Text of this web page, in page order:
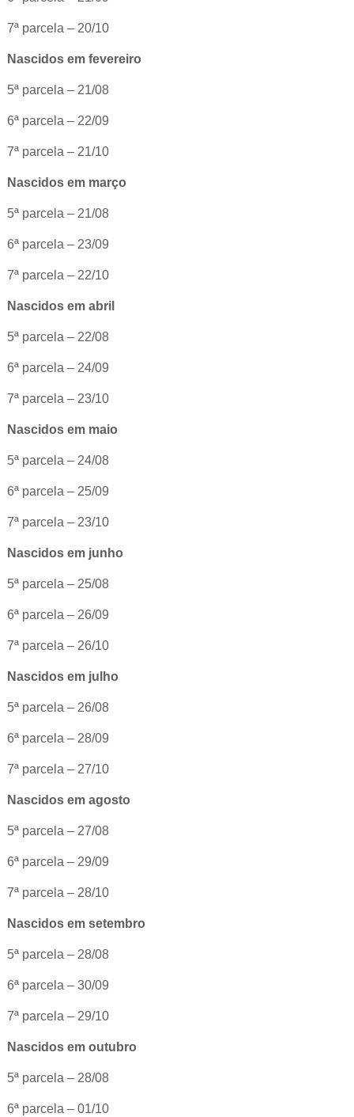
7ª parcela – 20/10
Nascidos em fevereiro
5ª parcela – 21/08
6ª parcela – 22/09
7ª parcela – 21/10
Nascidos em março
5ª parcela – 21/08
6ª parcela – 23/09
7ª parcela – 22/10
Nascidos em abril
5ª parcela – 22/08
6ª parcela – 24/09
7ª parcela – 23/10
Nascidos em maio
5ª parcela – 24/08
6ª parcela – 25/09
7ª parcela – 23/10
Nascidos em junho
5ª parcela – 25/08
6ª parcela – 26/09
7ª parcela – 26/10
Nascidos em julho
5ª parcela – 26/08
6ª parcela – 28/09
7ª parcela – 27/10
Nascidos em agosto
5ª parcela – 27/08
6ª parcela – 29/09
7ª parcela – 28/10
Nascidos em setembro
5ª parcela – 28/08
6ª parcela – 30/09
7ª parcela – 29/10
Nascidos em outubro
5ª parcela – 28/08
6ª parcela – 01/10